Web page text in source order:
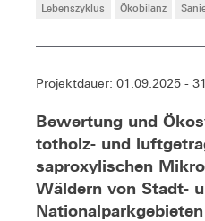
Lebenszyklus
Ökobilanz
Projektdauer: 01.09.2025 -
Bewertung und
totholz- und
saproxylischen
Wäldern von Stadt-
Nationalparkgebieten